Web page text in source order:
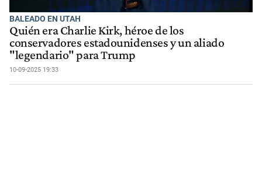
BALEADO EN UTAH
Quién era Charlie Kirk, héroe de los
conservadores estadounidenses y un aliado
"legendario" para Trump
10-09-2025 19:33